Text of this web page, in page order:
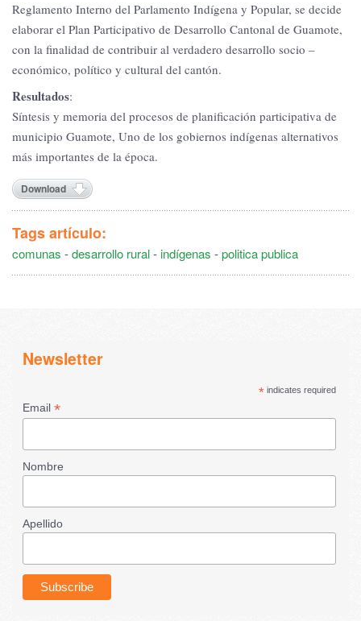
Reglamento Interno del Parlamento Indígena y Popular, se decide
elaborar el Plan Participativo de Desarrollo Cantonal de Guamote,
con la finalidad de contribuir al verdadero desarrollo socio –
económico, político y cultural del cantón.
Resultados:
Síntesis y memoria del procesos de planificación participativa de
municipio Guamote, Uno de los gobiernos indígenas alternativos
más importantes de la época.
Download
Tags artículo:
comunas -desarrollo rural-indígenas -politica publica
Newsletter
*indicates required
Email *
Nombre
Apellido